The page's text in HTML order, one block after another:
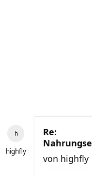
highfly
Re:
von highfly